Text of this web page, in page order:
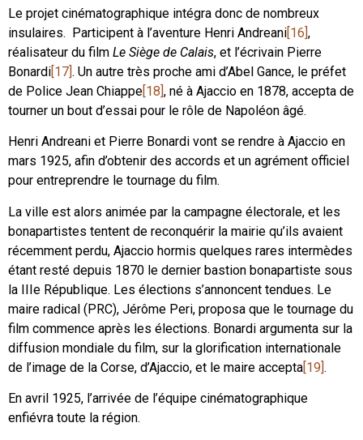
Le projet cinématographique intégra donc de nombreux
insulaires. Participent à l’aventure Henri Andreani[16],
réalisateur du film Le Siège de Calais, et l’écrivain Pierre
Bonardi[17]. Un autre très proche ami d’Abel Gance, le préfet
de Police Jean Chiappe[18], né à Ajaccio en 1878, accepta de
tourner un bout d’essai pour le rôle de Napoléon âgé.
Henri Andreani et Pierre Bonardi vont se rendre à Ajaccio en
mars 1925, afin d’obtenir des accords et un agrément officiel
pour entreprendre le tournage du film.
La ville est alors animée par la campagne électorale, et les
bonapartistes tentent de reconquérir la mairie qu’ils avaient
récemment perdu, Ajaccio hormis quelques rares intermèdes
étant resté depuis 1870 le dernier bastion bonapartiste sous
la IIIe République. Les élections s’annoncent tendues. Le
maire radical (PRC), Jérôme Peri, proposa que le tournage du
film commence après les élections. Bonardi argumenta sur la
diffusion mondiale du film, sur la glorification internationale
de l’image de la Corse, d’Ajaccio, et le maire accepta[19].
En avril 1925, l’arrivée de l’équipe cinématographique
enfiévra toute la région.